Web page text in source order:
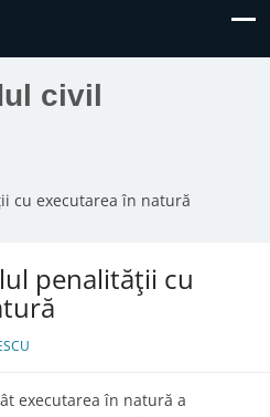
civil
cu executarea în natură
penalităţii cu
executarea în natură a